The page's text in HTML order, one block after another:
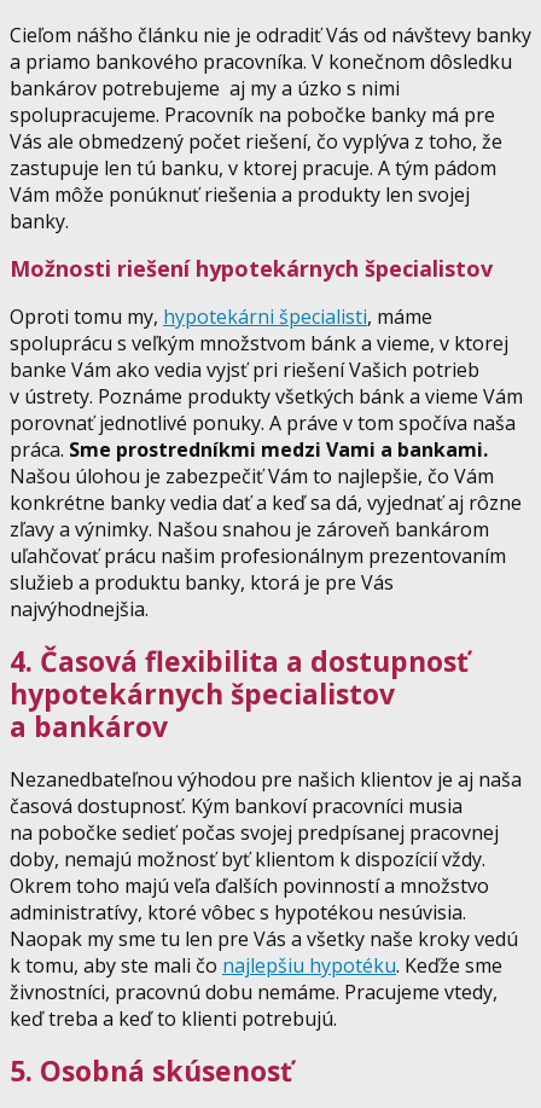
Cieľom nášho článku nie je odradiť Vás od návštevy banky
a priamo bankového pracovníka. V konečnom dôsledku
bankárov potrebujeme aj my a úzko s nimi
spolupracujeme. Pracovník na pobočke banky má pre
Vás ale obmedzený počet riešení, čo vyplýva z toho, že
zastupuje len tú banku, v ktorej pracuje. A tým pádom
Vám môže ponúknuť riešenia a produkty len svojej
banky.
Možnosti riešení hypotekárnych špecialistov
Oproti tomu my, hypotekárni špecialisti, máme
spoluprácu s veľkým množstvom bánk a vieme, v ktorej
banke Vám ako vedia vyjsť pri riešení Vašich potrieb
v ústrety. Poznáme produkty všetkých bánk a vieme Vám
porovnať jednotlivé ponuky. A práve v tom spočíva naša
práca. Sme prostredníkmi medzi Vami a bankami.
Našou úlohou je zabezpečiť Vám to najlepšie, čo Vám
konkrétne banky vedia dať a keď sa dá, vyjednať aj rôzne
zľavy a výnimky. Našou snahou je zároveň bankárom
uľahčovať prácu našim profesionálnym prezentovaním
služieb a produktu banky, ktorá je pre Vás
najvýhodnejšia.
4. Časová flexibilita a dostupnosť
hypotekárnych špecialistov
a bankárov
Nezanedbateľnou výhodou pre našich klientov je aj naša
časová dostupnosť. Kým bankoví pracovníci musia
na pobočke sedieť počas svojej predpísanej pracovnej
doby, nemajú možnosť byť klientom k dispozícií vždy.
Okrem toho majú veľa ďalších povinností a množstvo
administratívy, ktoré vôbec s hypotékou nesúvisia.
Naopak my sme tu len pre Vás a všetky naše kroky vedú
k tomu, aby ste mali čo najlepšiu hypotéku. Keďže sme
živnostníci, pracovnú dobu nemáme. Pracujeme vtedy,
keď treba a keď to klienti potrebujú.
5. Osobná skúsenosť